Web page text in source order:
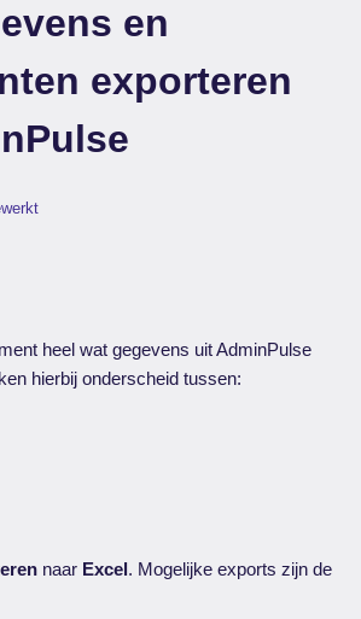
en
exporteren
heel wat gegevens uit AdminPulse
hierbij onderscheid tussen:
naar Excel . Mogelijke exports zijn de